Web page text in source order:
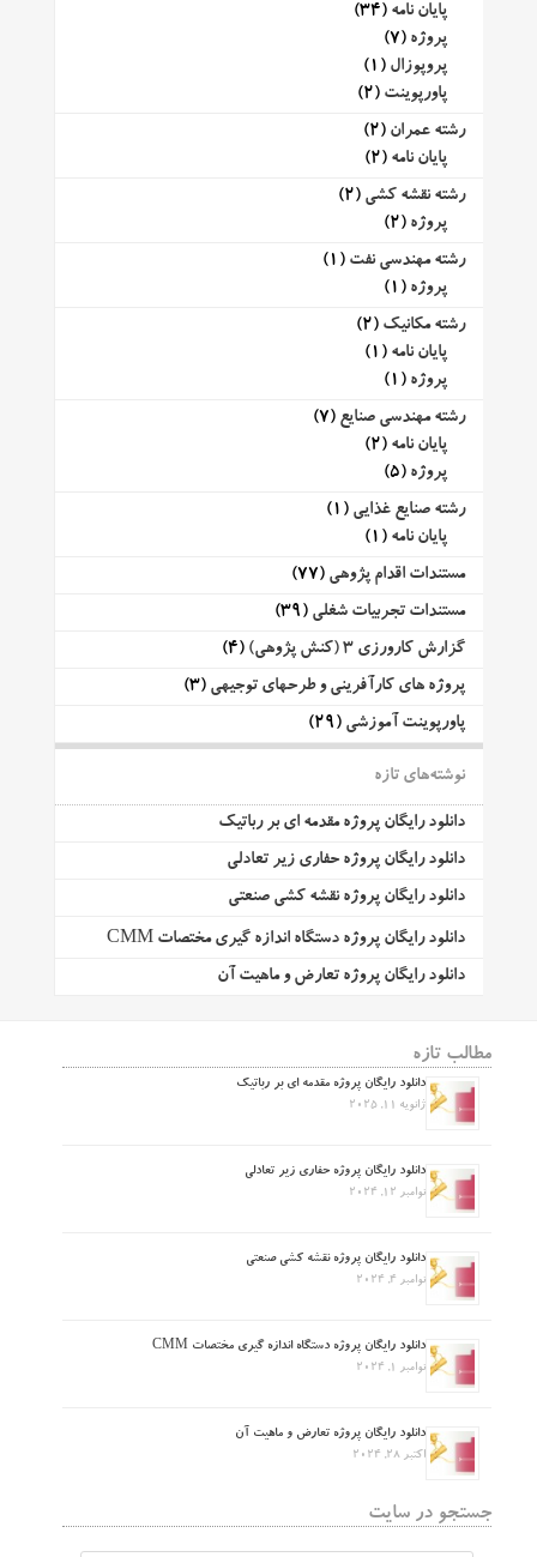
پایان نامه (34)
پروژه (7)
پروپوزال (1)
پاورپوینت (2)
رشته عمران (2)
پایان نامه (2)
رشته نقشه کشی (2)
پروژه (2)
رشته مهندسی نفت (1)
پروژه (1)
رشته مکانیک (2)
پایان نامه (1)
پروژه (1)
رشته مهندسی صنایع (7)
پایان نامه (2)
پروژه (5)
رشته صنایع غذایی (1)
پایان نامه (1)
مستندات اقدام پژوهی (77)
مستندات تجربیات شغلی (39)
گزارش کارورزی 3 (کنش پژوهی)
(4)
پروژه های کارآفرینی و طرحهای توجیهی (3)
پاورپوینت آموزشی (29)
نوشته‌های تازه
دانلود رایگان پروژه مقدمه ای بر رباتیک
دانلود رایگان پروژه حفاری زیر تعادلی
دانلود رایگان پروژه نقشه کشی صنعتی
دانلود رایگان پروژه دستگاه اندازه گیری مختصات CMM
دانلود رایگان پروژه تعارض و ماهیت آن
مطالب تازه
دانلود رایگان پروژه مقدمه ای بر رباتیک
ژانویه 11, 2025
دانلود رایگان پروژه حفاری زیر تعادلی
نوامبر 12, 2024
دانلود رایگان پروژه نقشه کشی صنعتی
نوامبر 4, 2024
دانلود رایگان پروژه دستگاه اندازه گیری مختصات CMM
نوامبر 1, 2024
دانلود رایگان پروژه تعارض و ماهیت آن
اکتبر 28, 2024
جستجو در سایت